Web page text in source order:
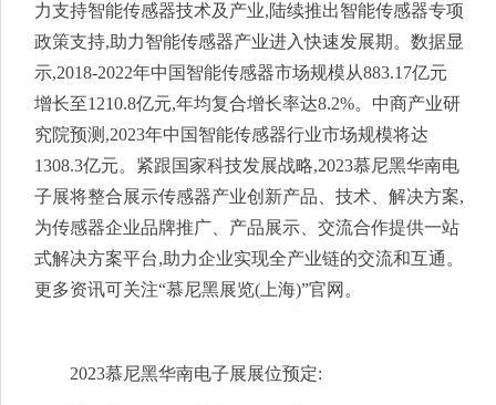
力支持智能传感器技术及产业,陆续推出智能传感器专项
政策支持,助力智能传感器产业进入快速发展期。数据显
示,2018-2022年中国智能传感器市场规模从883.17亿元
增长至1210.8亿元,年均复合增长率达8.2%。中商产业研
究院预测,2023年中国智能传感器行业市场规模将达
1308.3亿元。紧跟国家科技发展战略,2023慕尼黑华南电
子展将整合展示传感器产业创新产品、技术、解决方案,
为传感器企业品牌推广、产品展示、交流合作提供一站
式解决方案平台,助力企业实现全产业链的交流和互通。
更多资讯可关注“慕尼黑展览(上海)”官网。
2023慕尼黑华南电子展展位预定: